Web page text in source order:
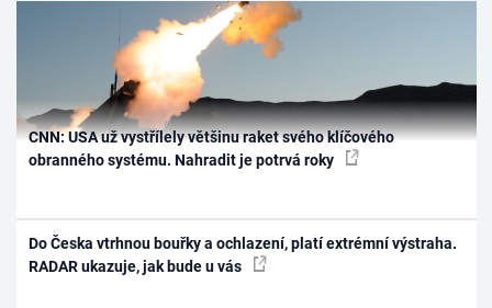
CNN: USA už vystřílely většinu raket svého klíčového
obranného systému. Nahradit je potrvá roky
Do Česka vtrhnou bouřky a ochlazení, platí extrémní výstraha.
RADAR ukazuje, jak bude u vás